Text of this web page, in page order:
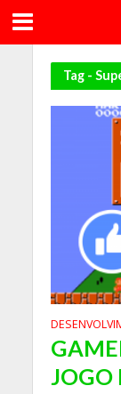
Tag -
JOGO